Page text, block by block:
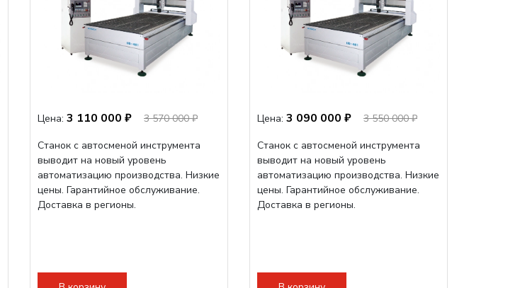
Цена: 3 110 000 ₽
3 570 000 ₽
Станок с автосменой инструмента
выводит на новый уровень
автоматизацию производства. Низкие
цены. Гарантийное обслуживание.
Доставка в регионы.
Цена: 3 090 000 ₽
3 550 000 ₽
Станок с автосменой инструмента
выводит на новый уровень
автоматизацию производства. Низкие
цены. Гарантийное обслуживание.
Доставка в регионы.